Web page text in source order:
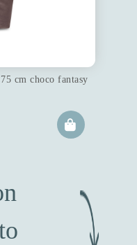
cm choco fantasy